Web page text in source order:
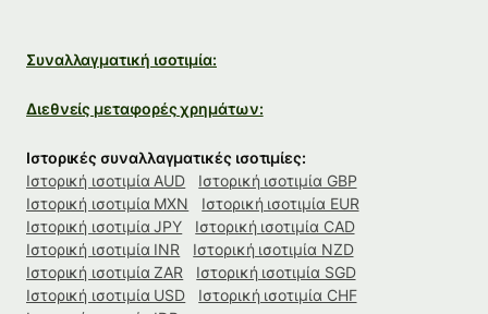
Συναλλαγματική ισοτιμία:
Διεθνείς μεταφορές χρημάτων:
Ιστορικές συναλλαγματικές ισοτιμίες:
Ιστορική ισοτιμία AUD
Ιστορική ισοτιμία GBP
Ιστορική ισοτιμία MXN
Ιστορική ισοτιμία EUR
Ιστορική ισοτιμία JPY
Ιστορική ισοτιμία CAD
Ιστορική ισοτιμία INR
Ιστορική ισοτιμία NZD
Ιστορική ισοτιμία ZAR
Ιστορική ισοτιμία SGD
Ιστορική ισοτιμία USD
Ιστορική ισοτιμία CHF